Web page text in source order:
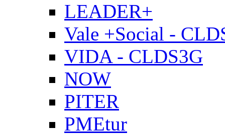
LEADER+
Vale +Social -
VIDA - CLDS3G
NOW
PITER
PMEtur